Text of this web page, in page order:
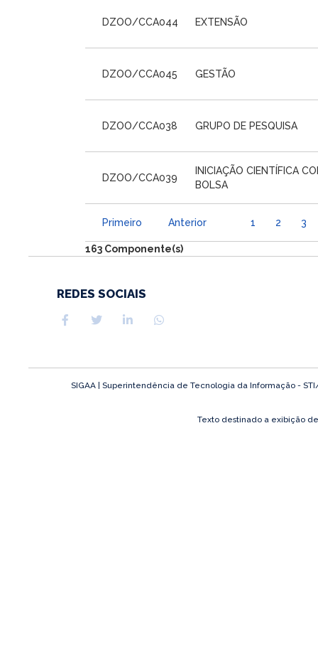
DZOO/CCA044 EXTENSÃO
DZOO/CCA045 GESTÃO
DZOO/CCA038 GRUPO DE PESQUISA
DZOO/CCA039
INICIAÇÃO CIENTÍFICA
BOLSA
Primeiro Anterior 1 2 3
163 Componente(s)
REDES SOCIAIS
SIGAA | Superintendência de Tecnologia da Informação -
Texto destinado a exibição